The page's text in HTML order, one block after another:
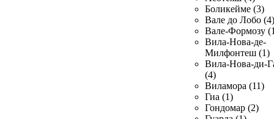
Боликейме (3)
Вале до Лобо (4)
Вале-Формозу
Вила-Нова-де-
Милфонтеш (1)
Вила-Нова-ди-
(4)
Виламора (11)
Гиа (1)
Гондомар (2)